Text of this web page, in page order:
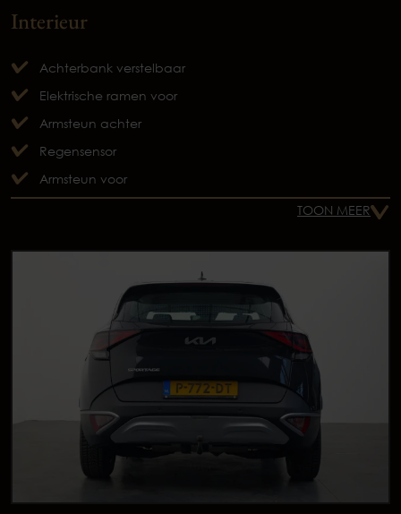
Interieur
Achterbank verstelbaar
Elektrische ramen voor
Armsteun achter
Regensensor
Armsteun voor
TOON MEER